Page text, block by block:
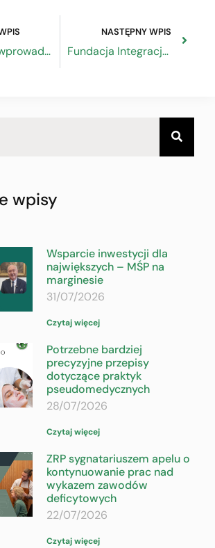
Szkolenie wprowadzające w zagadnienia nowej perspektywy – Fundusze Europejskie dla Mazowsza 2021-2027, Warszawa 26.08.2022
NASTĘPNY WPIS
Fundacja Integracja ogłasza 20 edycję konkursu Człowiek bez barier
wpisy
Wsparcie inwestycji dla
największych – MŚP na
marginesie
31/07/2026
Czytaj więcej
Potrzebne bardziej
precyzyjne przepisy
dotyczące praktyk
pseudomedycznych
28/07/2026
Czytaj więcej
ZRP sygnatariuszem apelu o
kontynuowanie prac nad
wykazem zawodów
deficytowych
22/07/2026
Czytaj więcej